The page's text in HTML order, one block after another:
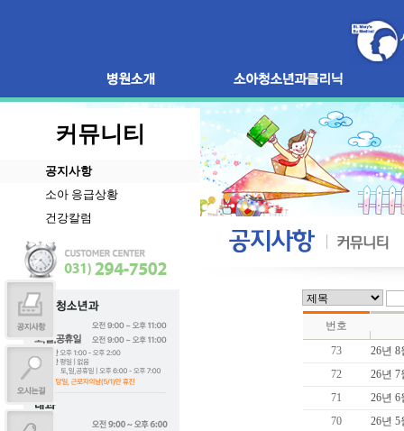
커뮤니티
공지사항
소아 응급상황
건강칼럼
번호
73
26년 8
72
26년 7
71
26년 6
70
26년 5